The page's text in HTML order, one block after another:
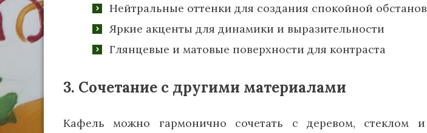
Нейтральные оттенки для создания спокойной
Яркие акценты для динамики и выразительности
Глянцевые и матовые поверхности для контраста
3. Сочетание с другими материалами
Кафель можно гармонично сочетать с деревом, стеклом